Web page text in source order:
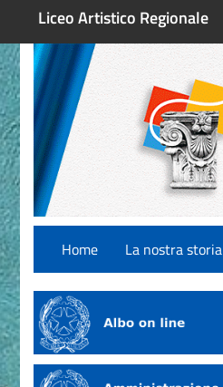
Liceo Artistico Regionale
Home La nostra storia